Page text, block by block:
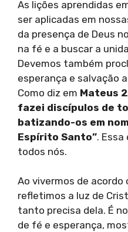
As lições aprendidas
ser aplicadas em
da presença de Deus
na fé e a buscar a
Devemos também
esperança e salvação
Como diz em Mateus
fazei discípulos de
batizando-os em
Espírito Santo”. Essa
todos nós.
Ao vivermos de
refletimos a luz de
tanto precisa dela. É
de fé e esperança,